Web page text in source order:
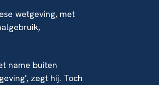
wetgeving, met
name buiten
zegt hij. Toch